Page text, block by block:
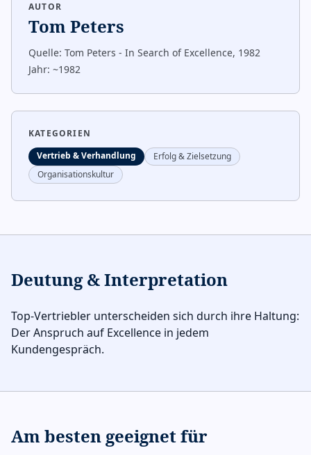
AUTOR
Tom Peters
Quelle: Tom Peters - In Search of Excellence, 1982
Jahr: ~1982
KATEGORIEN
Vertrieb & Verhandlung
Erfolg & Zielsetzung
Organisationskultur
Deutung & Interpretation
Top-Vertriebler unterscheiden sich durch ihre Haltung:
Der Anspruch auf Excellence in jedem
Kundengespräch.
Am besten geeignet für